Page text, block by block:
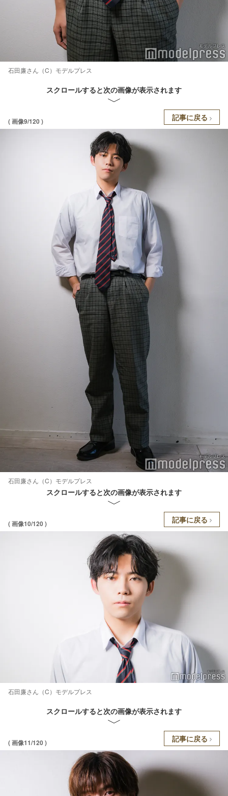
石田廉さん（C）モデルプレス
スクロールすると次の画像が表示されます
( 画像9/120 ) 記事に戻る
石田廉さん（C）モデルプレス
スクロールすると次の画像が表示されます
( 画像10/120 ) 記事に戻る
石田廉さん（C）モデルプレス
スクロールすると次の画像が表示されます
( 画像11/120 ) 記事に戻る